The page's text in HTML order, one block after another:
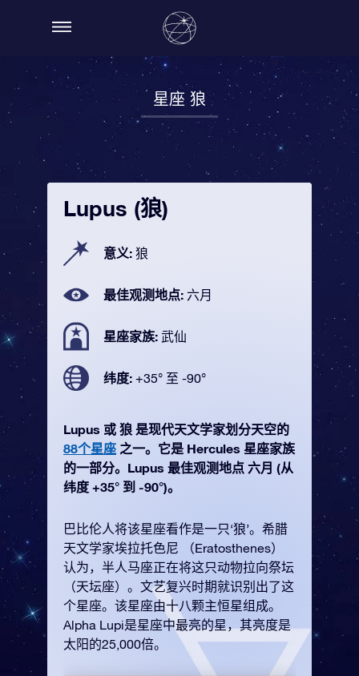
星座 狼
Lupus (狼)
意义: 狼
最佳观测地点: 六月
星座家族: 武仙
纬度: +35° 至 -90°
Lupus 或 狼 是现代天文学家划分天空的
88个星座 之一。它是 Hercules 星座家族
的一部分。Lupus 最佳观测地点 六月 (从
纬度 +35° 到 -90°)。
巴比伦人将该星座看作是一只‘狼’。希腊
天文学家埃拉托色尼 （Eratosthenes）
认为，半人马座正在将这只动物拉向祭坛
（天坛座）。文艺复兴时期就识别出了这
个星座。该星座由十八颗主恒星组成。
Alpha Lupi是星座中最亮的星，其亮度是
太阳的25,000倍。